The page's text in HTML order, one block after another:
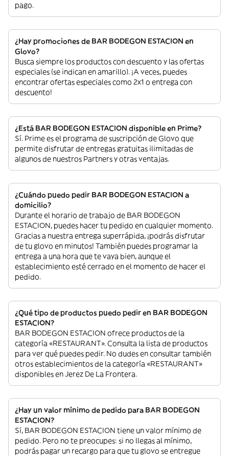
pago.
¿Hay promociones de BAR BODEGON ESTACION en
Glovo?
Busca siempre los productos con descuento y las ofertas
especiales (se indican en amarillo). ¡A veces, puedes
encontrar ofertas especiales como 2x1 o entrega con
descuento!
¿Está BAR BODEGON ESTACION disponible en Prime?
Sí. Prime es el programa de suscripción de Glovo que
permite disfrutar de entregas gratuitas ilimitadas de
algunos de nuestros Partners y otras ventajas.
¿Cuándo puedo pedir BAR BODEGON ESTACION a
domicilio?
Durante el horario de trabajo de BAR BODEGON
ESTACION, puedes hacer tu pedido en cualquier momento.
Gracias a nuestra entrega superrápida, ¡podrás disfrutar
de tu glovo en minutos! También puedes programar la
entrega a una hora que te vaya bien, aunque el
establecimiento esté cerrado en el momento de hacer el
pedido.
¿Qué tipo de productos puedo pedir en BAR BODEGON
ESTACION?
BAR BODEGON ESTACION ofrece productos de la
categoría «RESTAURANT». Consulta la lista de productos
para ver qué puedes pedir. No dudes en consultar también
otros establecimientos de la categoría «RESTAURANT»
disponibles en Jerez De La Frontera.
¿Hay un valor mínimo de pedido para BAR BODEGON
ESTACION?
Sí, BAR BODEGON ESTACION tiene un valor mínimo de
pedido. Pero no te preocupes: si no llegas al mínimo,
podrás pagar un recargo para que tu glovo se entregue